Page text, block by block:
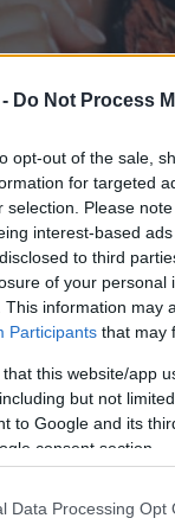
Do Not Process
opt-out of the sale,
for targeted
selection. Please
interest-based
to third
of your personal
This information may
Participants that may
that this website/app
but not
to Google and its
consent section.
Data Processing Opt
dorottya.jpeg
– ez is
(és a
témák: hogy mi
elemezné a
akkor
mitől
egy megint
azt is, hogyan
ezen a lemezen,